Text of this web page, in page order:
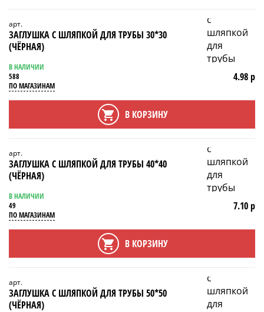
арт.
ЗАГЛУШКА С ШЛЯПКОЙ ДЛЯ ТРУБЫ 30*30
(ЧЁРНАЯ)
В НАЛИЧИИ
588
ПО МАГАЗИНАМ
4.98 р
В КОРЗИНУ
арт.
ЗАГЛУШКА С ШЛЯПКОЙ ДЛЯ ТРУБЫ 40*40
(ЧЁРНАЯ)
В НАЛИЧИИ
49
ПО МАГАЗИНАМ
7.10 р
В КОРЗИНУ
арт.
ЗАГЛУШКА С ШЛЯПКОЙ ДЛЯ ТРУБЫ 50*50
(ЧЁРНАЯ)